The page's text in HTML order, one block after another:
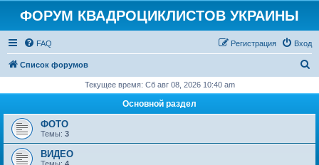
ФОРУМ КВАДРОЦИКЛИСТОВ УКРАИНЫ
FAQ Вход
Регистрация
Список форумов
с
Текущее время: Сб авг 08, 2026 10:40 am
Основной раздел
ФОТО
Темы: 3
ВИДЕО